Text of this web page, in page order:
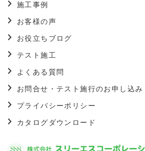
施工事例
お客様の声
お役立ちブログ
テスト施工
よくある質問
お問合せ・テスト施行のお申し込み
プライバシーポリシー
カタログダウンロード